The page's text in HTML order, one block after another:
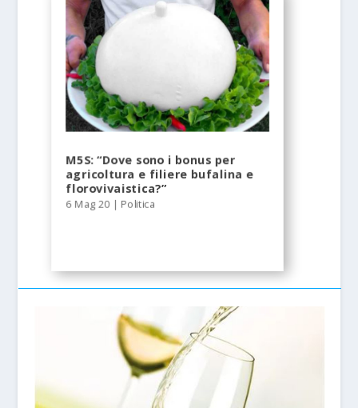
M5S: “Dove sono i bonus per
agricoltura e filiere bufalina e
florovivaistica?”
6 Mag 20 | Politica